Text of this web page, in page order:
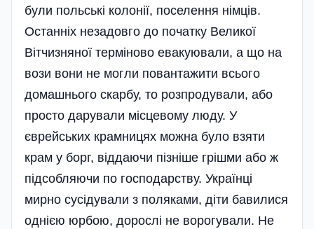
були польські колонії, поселення німців.
Останніх незадовго до початку Великої
Вітчизняної термі­ново евакуювали, а що на
вози вони не могли повантажити всього
домашнього скарбу, то розпродували, або
просто дарували місцевому люду. У
єврейських крамницях можна було взяти
крам у борг, віддаючи пізніше грішми або ж
підсобляючи по господарству. Українці
мирно сусідували з поляками, діти бавилися
однією юрбою, дорослі не ворогували. Не